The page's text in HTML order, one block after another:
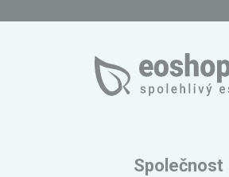
Společnost